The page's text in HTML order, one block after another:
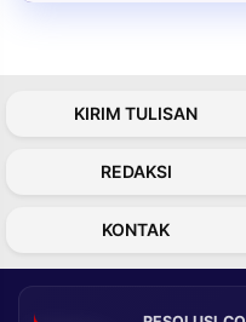
KIRIM TULISAN
REDAKSI
KONTAK